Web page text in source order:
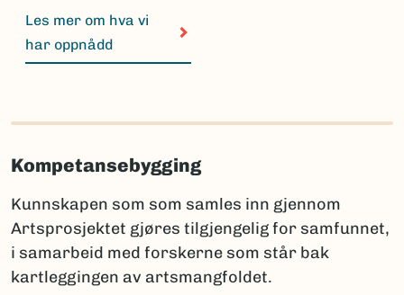
Les mer om hva vi
har oppnådd
Kompetansebygging
Kunnskapen som som samles inn gjennom
Artsprosjektet gjøres tilgjengelig for samfunnet,
i samarbeid med forskerne som står bak
kartleggingen av artsmangfoldet.